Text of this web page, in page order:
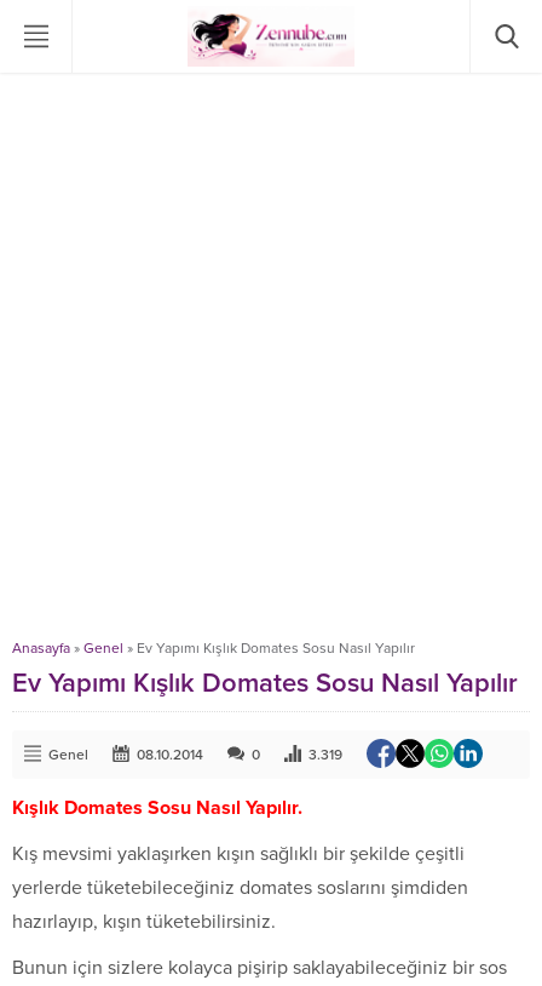
Anasayfa » Genel » Ev Yapımı Kışlık Domates Sosu Nasıl Yapılır
Ev Yapımı Kışlık Domates Sosu Nasıl Yapılır
Genel 08.10.2014 0 3.319
Kışlık Domates Sosu Nasıl Yapılır.
Kış mevsimi yaklaşırken kışın sağlıklı bir şekilde çeşitli
yerlerde tüketebileceğiniz domates soslarını şimdiden
hazırlayıp, kışın tüketebilirsiniz.
Bunun için sizlere kolayca pişirip saklayabileceğiniz bir sos